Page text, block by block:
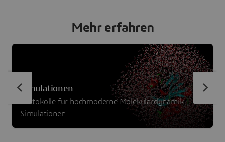
Mehr erfahren
Simulationen
Protokolle für hochmoderne Molekulardynamik-
Simulationen